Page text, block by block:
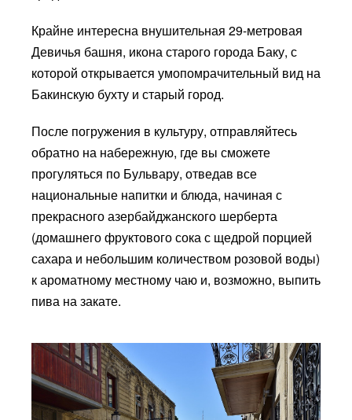
Крайне интересна внушительная 29-метровая
Девичья башня, икона старого города Баку, с
которой открывается умопомрачительный вид на
Бакинскую бухту и старый город.
После погружения в культуру, отправляйтесь
обратно на набережную, где вы сможете
прогуляться по Бульвару, отведав все
национальные напитки и блюда, начиная с
прекрасного азербайджанского шерберта
(домашнего фруктового сока с щедрой порцией
сахара и небольшим количеством розовой воды)
к ароматному местному чаю и, возможно, выпить
пива на закате.